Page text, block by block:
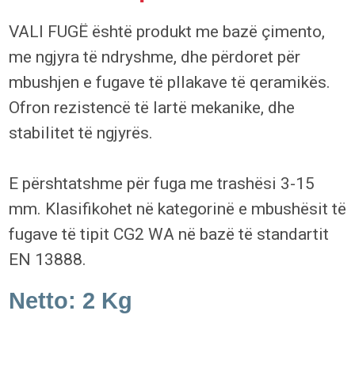
VALI FUGË është produkt me bazë çimento,
me ngjyra të ndryshme, dhe përdoret për
mbushjen e fugave të pllakave të qeramikës.
Ofron rezistencë të lartë mekanike, dhe
stabilitet të ngjyrës.
E përshtatshme për fuga me trashësi 3-15
mm. Klasifikohet në kategorinë e mbushësit të
fugave të tipit CG2 WA në bazë të standartit
EN 13888.
Netto: 2 Kg